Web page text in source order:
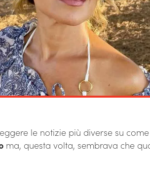
le notizie più diverse su
ma, questa volta, sembrava che